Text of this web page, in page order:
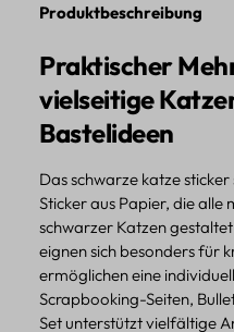
Produktbeschreibung
Praktischer
vielseitige
Bastelideen
Das schwarze katze
Sticker aus Papier, die alle
schwarzer Katzen
eignen sich besonders für
ermöglichen eine
Scrapbooking-Seiten,
Set unterstützt vielfältige